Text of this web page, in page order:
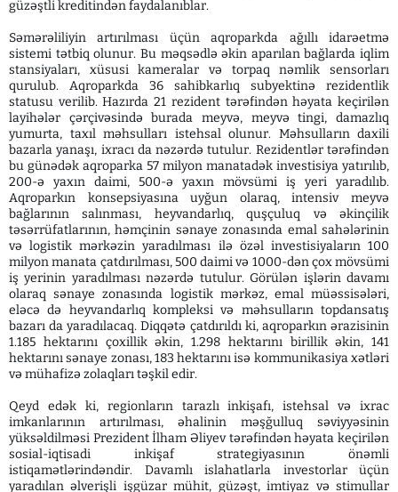
güzəştli kreditindən faydalanıblar.
Səmərəliliyin artırılması üçün aqroparkda ağıllı idarəetmə
sistemi tətbiq olunur. Bu məqsədlə əkin aparılan bağlarda iqlim
stansiyaları, xüsusi kameralar və torpaq nəmlik sensorları
qurulub. Aqroparkda 36 sahibkarlıq subyektinə rezidentlik
statusu verilib. Hazırda 21 rezident tərəfindən həyata keçirilən
layihələr çərçivəsində burada meyvə, meyvə tingi, damazlıq
yumurta, taxıl məhsulları istehsal olunur. Məhsulların daxili
bazarla yanaşı, ixracı da nəzərdə tutulur. Rezidentlər tərəfindən
bu günədək aqroparka 57 milyon manatadək investisiya yatırılıb,
200-ə yaxın daimi, 500-ə yaxın mövsümi iş yeri yaradılıb.
Aqroparkın konsepsiyasına uyğun olaraq, intensiv meyvə
bağlarının salınması, heyvandarlıq, quşçuluq və əkinçilik
təsərrüfatlarının, həmçinin sənaye zonasında emal sahələrinin
və logistik mərkəzin yaradılması ilə özəl investisiyaların 100
milyon manata çatdırılması, 500 daimi və 1000-dən çox mövsümi
iş yerinin yaradılması nəzərdə tutulur. Görülən işlərin davamı
olaraq sənaye zonasında logistik mərkəz, emal müəssisələri,
eləcə də heyvandarlıq kompleksi və məhsulların topdansatış
bazarı da yaradılacaq. Diqqətə çatdırıldı ki, aqroparkın ərazisinin
1.185 hektarını çoxillik əkin, 1.298 hektarını birillik əkin, 141
hektarını sənaye zonası, 183 hektarını isə kommunikasiya xətləri
və mühafizə zolaqları təşkil edir.
Qeyd edək ki, regionların tarazlı inkişafı, istehsal və ixrac
imkanlarının artırılması, əhalinin məşğulluq səviyyəsinin
yüksəldilməsi Prezident İlham Əliyev tərəfindən həyata keçirilən
sosial-iqtisadi inkişaf strategiyasının önəmli
istiqamətlərindəndir. Davamlı islahatlarla investorlar üçün
yaradılan əlverişli işgüzar mühit, güzəşt, imtiyaz və stimullar